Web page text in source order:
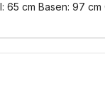
65 cm Basen: 97 cm